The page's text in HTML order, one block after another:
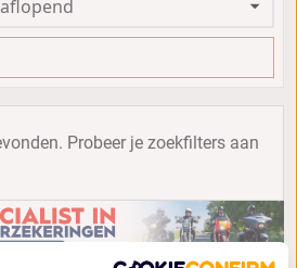
Probeer je zoekfilters aan